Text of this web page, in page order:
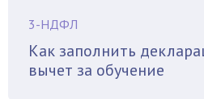
3-НДФЛ
Как заполнить
вычет за обучение